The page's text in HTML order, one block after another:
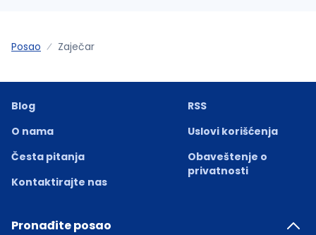
Posao Zaječar
Blog
O nama
Česta pitanja
Kontaktirajte nas
RSS
Uslovi korišćenja
Obaveštenje o
privatnosti
Pronađite posao